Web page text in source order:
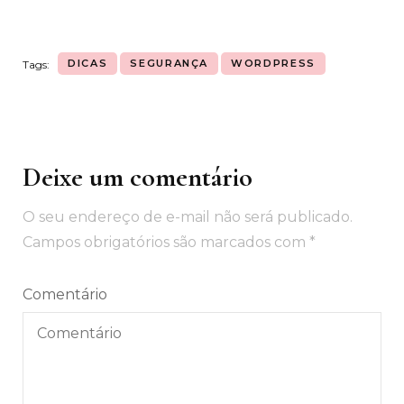
Tags: DICAS SEGURANÇA WORDPRESS
Navegação
post
Deixe um comentário
O seu endereço de e-mail não será publicado.
Campos obrigatórios são marcados com *
Comentário